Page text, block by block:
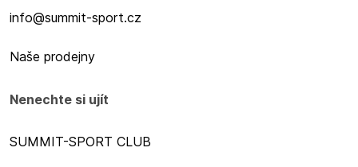
info@summit-sport.cz
Naše prodejny
Nenechte si ujít
SUMMIT-SPORT CLUB